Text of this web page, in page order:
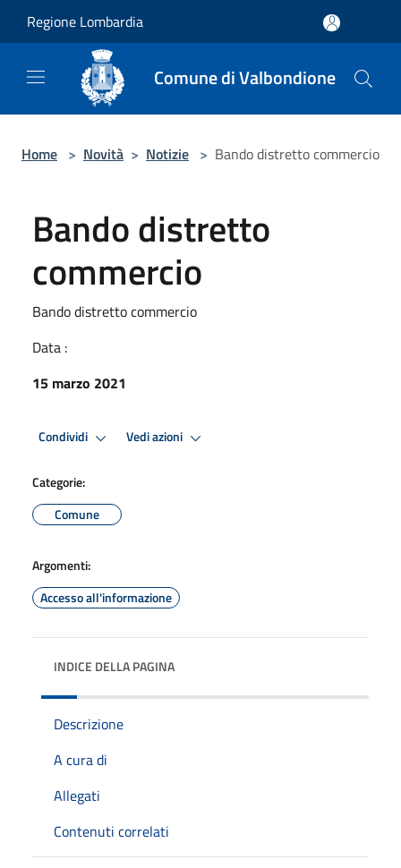
Regione Lombardia
Comune di Valbondione
Home > Novità > Notizie > Bando distretto commercio
Bando distretto
commercio
Bando distretto commercio
Data :
15 marzo 2021
Condividi Vedi azioni
Categorie:
Comune
Argomenti:
Accesso all'informazione
INDICE DELLA PAGINA
Descrizione
A cura di
Allegati
Contenuti correlati